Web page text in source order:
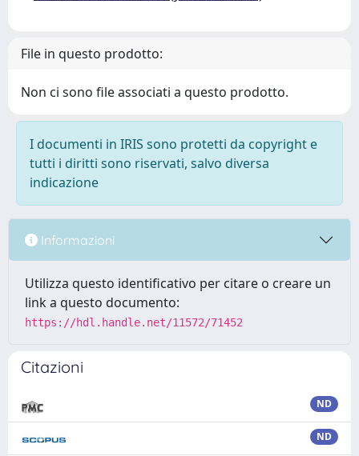
File in questo prodotto:
Non ci sono file associati a questo prodotto.
I documenti in IRIS sono protetti da copyright e
tutti i diritti sono riservati, salvo diversa
indicazione
Informazioni
Utilizza questo identificativo per citare o creare un
link a questo documento:
https://hdl.handle.net/11572/71452
Citazioni
ND
ND